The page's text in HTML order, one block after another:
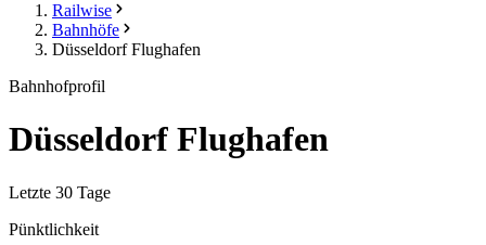
Railwise
Bahnhöfe
Düsseldorf Flughafen
Bahnhofprofil
Düsseldorf Flughafen
Letzte 30 Tage
Pünktlichkeit